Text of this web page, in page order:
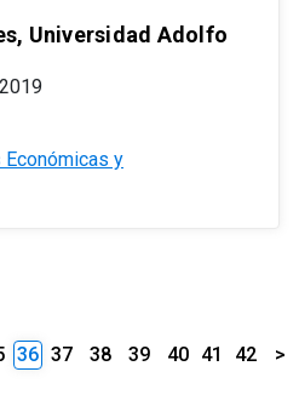
Universidad Adolfo
Económicas y
36 37 38 39 40 41 42 >